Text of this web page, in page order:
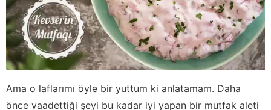
Ama o laflarımı öyle bir yuttum ki anlatamam. Daha
önce vaadettiği şeyi bu kadar iyi yapan bir mutfak aleti